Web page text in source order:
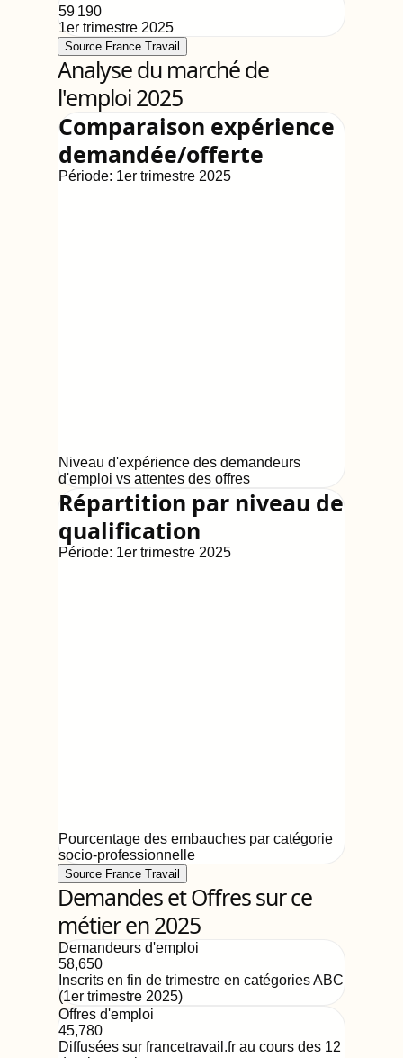
59 190
1er trimestre 2025
Source France Travail
Analyse du marché de
l'emploi 2025
Comparaison expérience
demandée/offerte
Période: 1er trimestre 2025
Niveau d'expérience des demandeurs
d'emploi vs attentes des offres
Répartition par niveau de
qualification
Période: 1er trimestre 2025
Pourcentage des embauches par catégorie
socio-professionnelle
Source France Travail
Demandes et Offres sur ce
métier en 2025
Demandeurs d'emploi
58,650
Inscrits en fin de trimestre en catégories ABC
(1er trimestre 2025)
Offres d'emploi
45,780
Diffusées sur francetravail.fr au cours des 12